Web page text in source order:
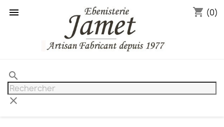
 shopping_cart (0)
search
clear